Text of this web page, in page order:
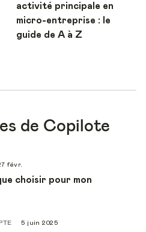
activité principale en
micro-entreprise : le
guide de A à Z
de Copilote
févr.
choisir pour mon
5 juin 2025